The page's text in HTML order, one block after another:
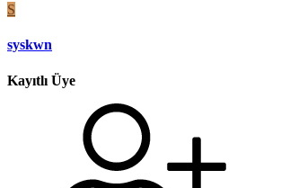
S
syskwn
Kayıtlı Üye